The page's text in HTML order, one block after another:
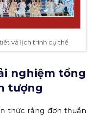
và lịch trình cụ thể
nghiệm tổng
tượng
thức rằng đơn thuần